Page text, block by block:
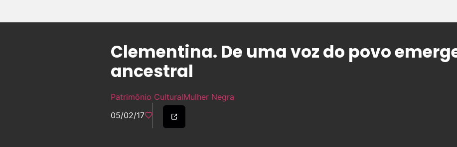
Clementina. De uma voz do povo
ancestral
Patrimônio CulturalMulher Negra
05/02/17